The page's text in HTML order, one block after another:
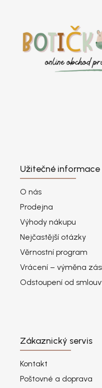
Užitečné informace
O nás
Prodejna
Výhody nákupu
Nejčastější otázky
Věrnostní program
Vrácení – výměna
Odstoupení od
Zákaznický servis
Kontakt
Poštovné a doprava